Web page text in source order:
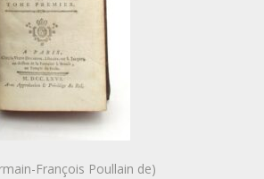
François Poullain de)